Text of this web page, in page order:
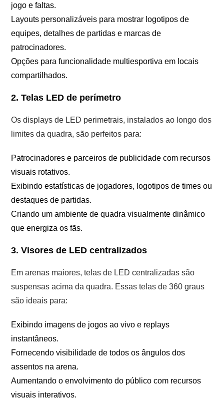
jogo e faltas.
Layouts personalizáveis ​​para mostrar logotipos de
equipes, detalhes de partidas e marcas de
patrocinadores.
Opções para funcionalidade multiesportiva em locais
compartilhados.
2. Telas LED de perímetro
Os displays de LED perimetrais, instalados ao longo dos
limites da quadra, são perfeitos para:
Patrocinadores e parceiros de publicidade com recursos
visuais rotativos.
Exibindo estatísticas de jogadores, logotipos de times ou
destaques de partidas.
Criando um ambiente de quadra visualmente dinâmico
que energiza os fãs.
3. Visores de LED centralizados
Em arenas maiores, telas de LED centralizadas são
suspensas acima da quadra. Essas telas de 360 ​​graus
são ideais para:
Exibindo imagens de jogos ao vivo e replays
instantâneos.
Fornecendo visibilidade de todos os ângulos dos
assentos na arena.
Aumentando o envolvimento do público com recursos
visuais interativos.